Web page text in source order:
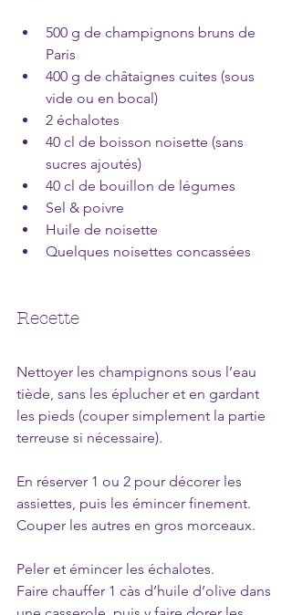
500 g de champignons bruns de
Paris
400 g de châtaignes cuites (sous
vide ou en bocal)
2 échalotes
40 cl de boisson noisette (sans
sucres ajoutés)
40 cl de bouillon de légumes
Sel & poivre
Huile de noisette
Quelques noisettes concassées
Recette
Nettoyer les champignons sous l’eau
tiède, sans les éplucher et en gardant
les pieds (couper simplement la partie
terreuse si nécessaire).
En réserver 1 ou 2 pour décorer les
assiettes, puis les émincer finement.
Couper les autres en gros morceaux.
Peler et émincer les échalotes.
Faire chauffer 1 càs d’huile d’olive dans